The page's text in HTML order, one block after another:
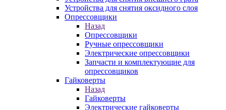
Устройства для снятия оксидного слоя
Опрессовщики
Назад
Опрессовщики
Ручные опрессовщики
Электрические опрессовщики
Запчасти и комплектующие для
опрессовщиков
Гайковерты
Назад
Гайковерты
Электрические гайковерты